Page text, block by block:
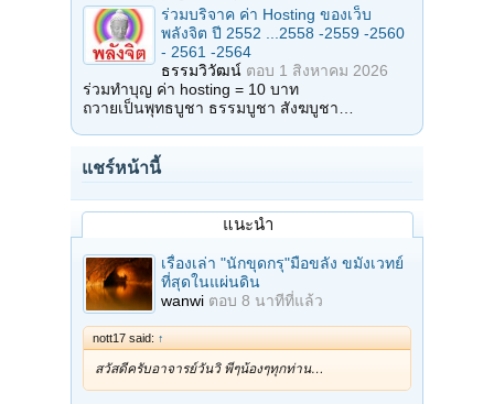
ร่วมบริจาค ค่า Hosting ของเว็บ
พลังจิต ปี 2552 ...2558 -2559 -2560
- 2561 -2564
ธรรมวิวัฒน์ ตอบ 1 สิงหาคม 2026
ร่วมทำบุญ ค่า hosting = 10 บาท
ถวายเป็นพุทธบูชา ธรรมบูชา สังฆบูชา…
แชร์หน้านี้
แนะนำ
เรื่องเล่า "นักขุดกรุ"มือขลัง ขมังเวทย์
ที่สุดในแผ่นดิน
wanwi ตอบ 8 นาทีที่แล้ว
nott17 said: ↑
สวัสดีครับอาจารย์วันวิ พี่ๆน้องๆทุกท่าน…